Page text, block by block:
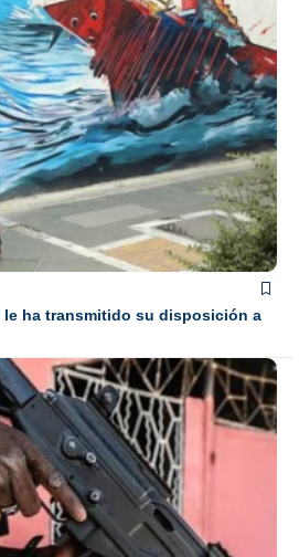
le ha transmitido su disposición a